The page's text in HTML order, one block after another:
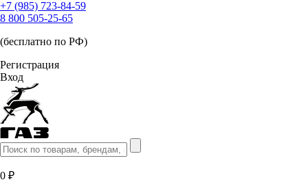
+7 (985) 723-84-59
8 800 505-25-65
(бесплатно по РФ)
Регистрация
Вход
0 ₽